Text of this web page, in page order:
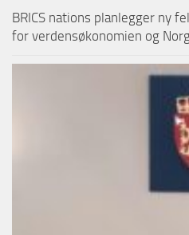
BRICS nations planlegger ny
for verdensøkonomien og